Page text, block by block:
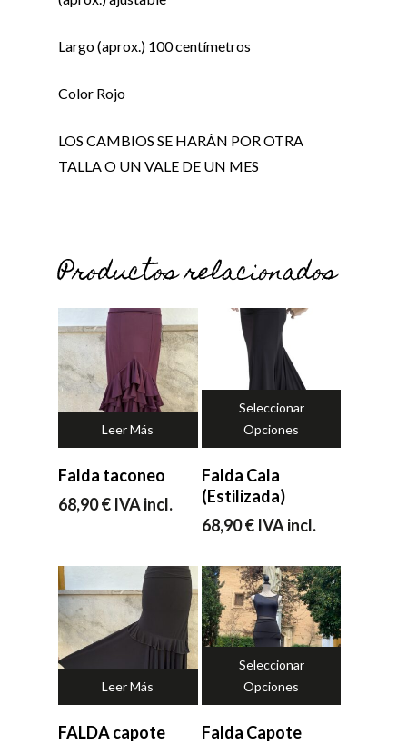
No hay productos en el carrito.
Ir a la tienda
Largo (aprox.) 100 centímetros
Color Rojo
LOS CAMBIOS SE HARÁN POR OTRA
TALLA O UN VALE DE UN MES
Productos relacionados
Leer Más
Falda taconeo
68,90€ IVA incl.
Seleccionar
Opciones
Falda Cala
(Estilizada)
68,90€ IVA incl.
Leer Más
FALDA capote
Seleccionar
Opciones
Falda Capote